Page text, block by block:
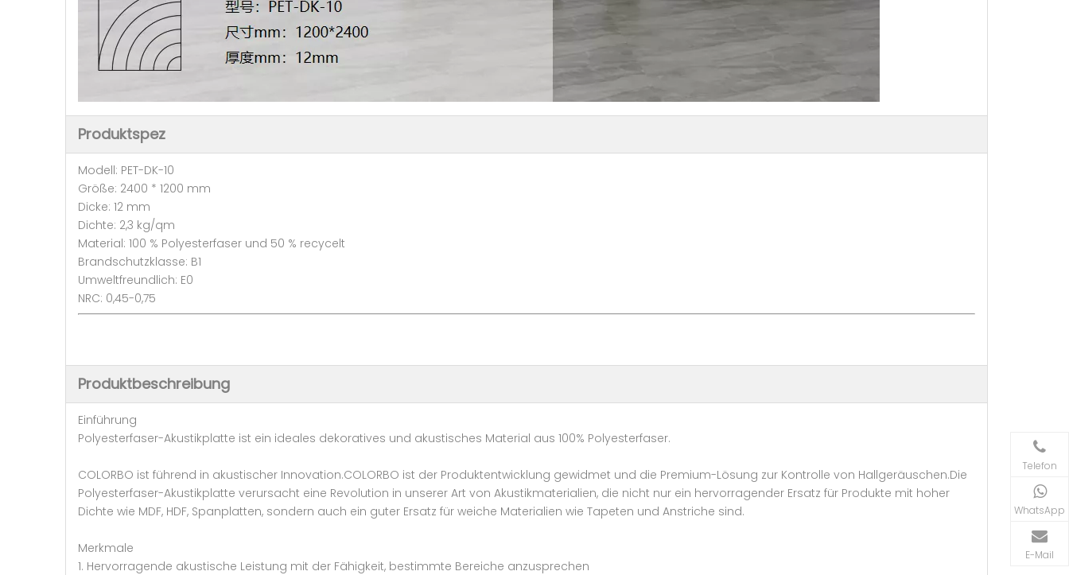
Produktspez
Modell: PET-DK-10
Größe: 2400 * 1200 mm
Dicke: 12 mm
Dichte: 2,3 kg/qm
Material: 100 % Polyesterfaser und 50 % recycelt
Brandschutzklasse: B1
Umweltfreundlich: E0
NRC: 0,45-0,75
Produktbeschreibung
Einführung
Polyesterfaser-Akustikplatte ist ein ideales dekoratives und akustisches Material aus 100% Polyesterfaser.
COLORBO ist führend in akustischer Innovation.COLORBO ist der Produktentwicklung gewidmet und die Premium-Lösung zur Kontrolle von Hallgeräuschen.Die
Polyesterfaser-Akustikplatte verursacht eine Revolution in unserer Art von Akustikmaterialien, die nicht nur ein hervorragender Ersatz für Produkte mit hoher
Dichte wie MDF, HDF, Spanplatten, sondern auch ein guter Ersatz für weiche Materialien wie Tapeten und Anstriche sind.
Merkmale
1. Hervorragende akustische Leistung mit der Fähigkeit, bestimmte Bereiche anzusprechen
Telefon
WhatsApp
E-Mail